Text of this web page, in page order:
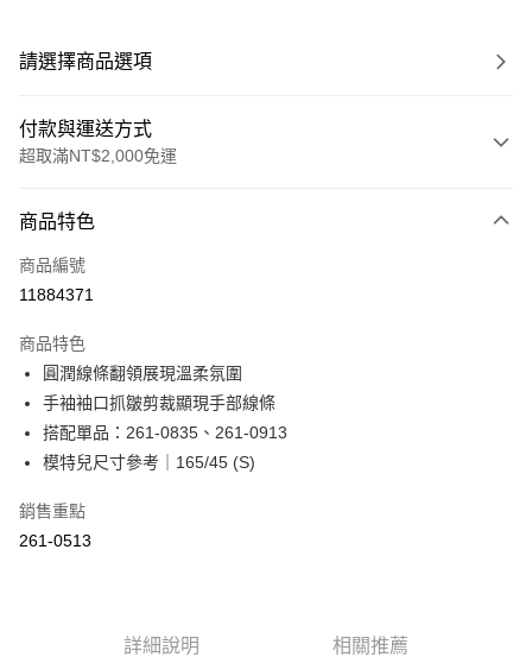
請選擇商品選項
付款與運送方式
超取滿NT$2,000免運
信用卡一次付款
超商取貨付款
Apple Pay
街口支付
悠遊付
Google Pay
ATM付款
商品特色
商品編號
11884371
商品特色
圓潤線條翻領展現溫柔氛圍
手袖袖口抓皺剪裁顯現手部線條
搭配單品：261-0835、261-0913
模特兒尺寸參考｜165/45 (S)
銷售重點
261-0513
詳細說明 相關推薦